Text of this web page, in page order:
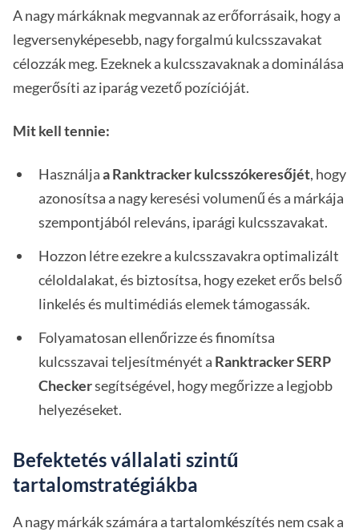
A nagy márkáknak megvannak az erőforrásaik, hogy a
legversenyképesebb, nagy forgalmú kulcsszavakat
célozzák meg. Ezeknek a kulcsszavaknak a dominálása
megerősíti az iparág vezető pozícióját.
Mit kell tennie:
Használjaa Ranktracker kulcsszókeresőjét, hogy
azonosítsa a nagy keresési volumenű és a márkája
szempontjából releváns, iparági kulcsszavakat.
Hozzon létre ezekre a kulcsszavakra optimalizált
céloldalakat, és biztosítsa, hogy ezeket erős belső
linkelés és multimédiás elemek támogassák.
Folyamatosan ellenőrizze és finomítsa
kulcsszavai teljesítményét a Ranktracker SERP
Checkersegítségével, hogy megőrizze a legjobb
helyezéseket.
Befektetés vállalati szintű
tartalomstratégiákba
A nagy márkák számára a tartalomkészítés nem csak a